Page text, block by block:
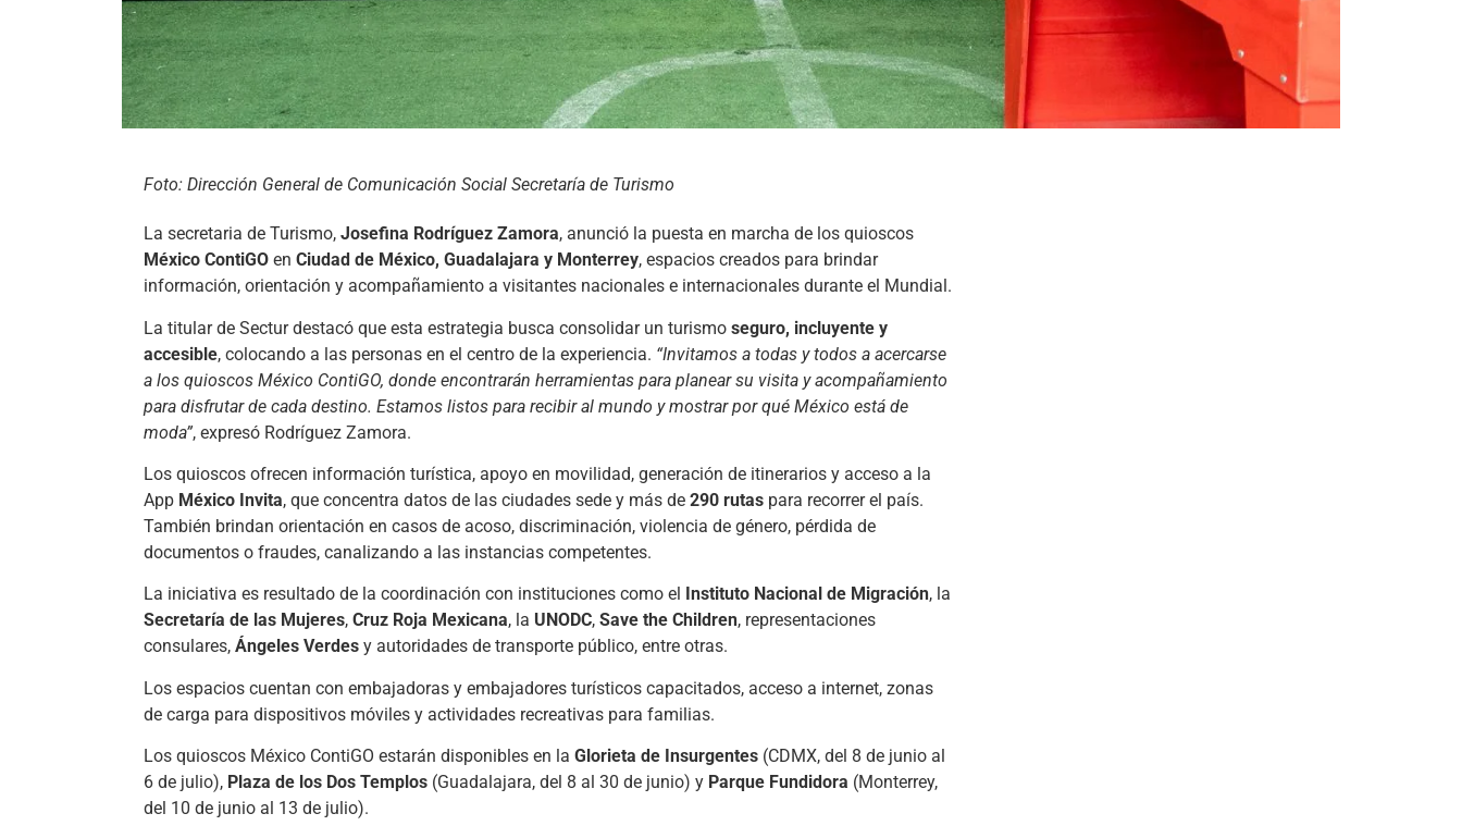
Foto: Dirección General de Comunicación Social Secretaría de Turismo
La secretaria de Turismo, Josefina Rodríguez Zamora, anunció la puesta en marcha de los quioscos
México ContiGO en Ciudad de México, Guadalajara y Monterrey, espacios creados para brindar
información, orientación y acompañamiento a visitantes nacionales e internacionales durante el Mundial.
La titular de Sectur destacó que esta estrategia busca consolidar un turismo seguro, incluyente y
accesible, colocando a las personas en el centro de la experiencia. “Invitamos a todas y todos a acercarse
a los quioscos México ContiGO, donde encontrarán herramientas para planear su visita y acompañamiento
para disfrutar de cada destino. Estamos listos para recibir al mundo y mostrar por qué México está de
moda”, expresó Rodríguez Zamora.
Los quioscos ofrecen información turística, apoyo en movilidad, generación de itinerarios y acceso a la
App México Invita, que concentra datos de las ciudades sede y más de 290 rutas para recorrer el país.
También brindan orientación en casos de acoso, discriminación, violencia de género, pérdida de
documentos o fraudes, canalizando a las instancias competentes.
La iniciativa es resultado de la coordinación con instituciones como el Instituto Nacional de Migración, la
Secretaría de las Mujeres, Cruz Roja Mexicana, la UNODC, Save the Children, representaciones
consulares, Ángeles Verdes y autoridades de transporte público, entre otras.
Los espacios cuentan con embajadoras y embajadores turísticos capacitados, acceso a internet, zonas
de carga para dispositivos móviles y actividades recreativas para familias.
Los quioscos México ContiGO estarán disponibles en la Glorieta de Insurgentes (CDMX, del 8 de junio al
6 de julio), Plaza de los Dos Templos (Guadalajara, del 8 al 30 de junio) y Parque Fundidora (Monterrey,
del 10 de junio al 13 de julio).